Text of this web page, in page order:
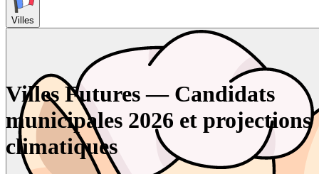
Villes
Villes Futures — Candidats
municipales 2026 et projections
climatiques